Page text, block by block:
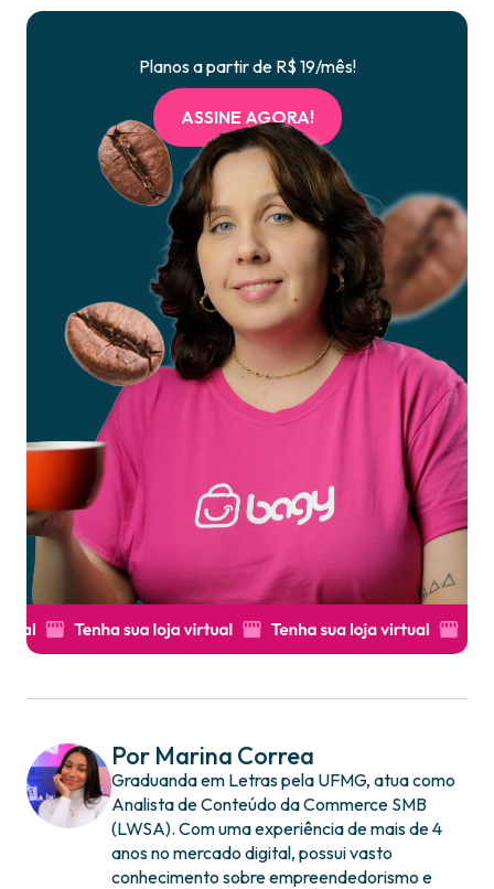
Planos a partir de R$ 19/mês!
ASSINE AGORA!
Por Marina Correa
Graduanda em Letras pela UFMG, atua como
Analista de Conteúdo da Commerce SMB
(LWSA). Com uma experiência de mais de 4
anos no mercado digital, possui vasto
conhecimento sobre empreendedorismo e